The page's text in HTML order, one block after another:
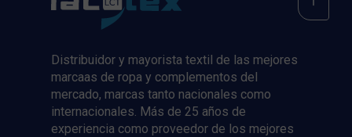
Distribuidor y mayorista textil de las mejores
marcaas de ropa y complementos del
mercado, marcas tanto nacionales como
internacionales. Más de 25 años de
experiencia como proveedor de los mejores